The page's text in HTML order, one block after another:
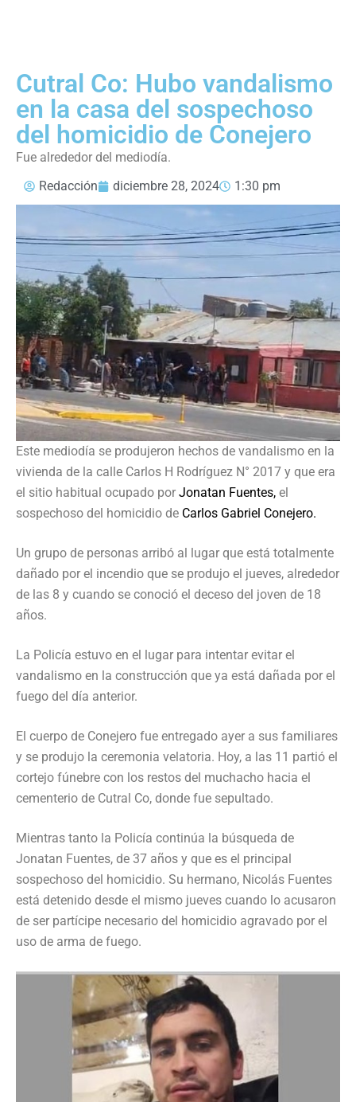
Cutral Co: Hubo vandalismo
en la casa del sospechoso
del homicidio de Conejero
Fue alrededor del mediodía.
Redacción
diciembre 28, 2024 1:30 pm
Este mediodía se produjeron hechos de vandalismo en la
vivienda de la calle Carlos H Rodríguez N° 2017 y que era
el sitio habitual ocupado por Jonatan Fuentes, el
sospechoso del homicidio de Carlos Gabriel Conejero.
Un grupo de personas arribó al lugar que está totalmente
dañado por el incendio que se produjo el jueves, alrededor
de las 8 y cuando se conoció el deceso del joven de 18
años.
La Policía estuvo en el lugar para intentar evitar el
vandalismo en la construcción que ya está dañada por el
fuego del día anterior.
El cuerpo de Conejero fue entregado ayer a sus familiares
y se produjo la ceremonia velatoria. Hoy, a las 11 partió el
cortejo fúnebre con los restos del muchacho hacia el
cementerio de Cutral Co, donde fue sepultado.
Mientras tanto la Policía continúa la búsqueda de
Jonatan Fuentes, de 37 años y que es el principal
sospechoso del homicidio. Su hermano, Nicolás Fuentes
está detenido desde el mismo jueves cuando lo acusaron
de ser partícipe necesario del homicidio agravado por el
uso de arma de fuego.